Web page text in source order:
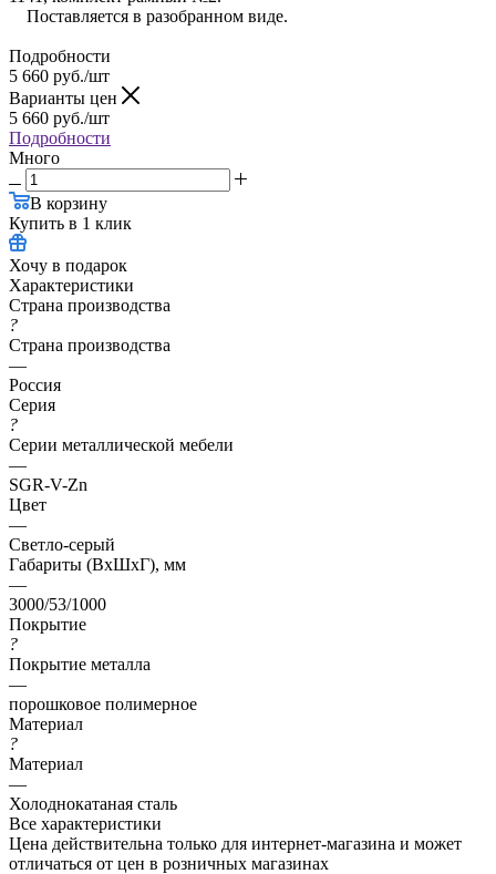
Поставляется в разобранном виде.
Подробности
5 660 руб./шт
Варианты цен
5 660 руб./шт
Подробности
Много
В корзину
Купить в 1 клик
Хочу в подарок
Характеристики
Страна производства
?
Страна производства
—
Россия
Серия
?
Серии металлической мебели
—
SGR-V-Zn
Цвет
—
Светло-серый
Габариты (ВхШхГ), мм
—
3000/53/1000
Покрытие
?
Покрытие металла
—
порошковое полимерное
Материал
?
Материал
—
Холоднокатаная сталь
Все характеристики
Цена действительна только для интернет-магазина и может
отличаться от цен в розничных магазинах